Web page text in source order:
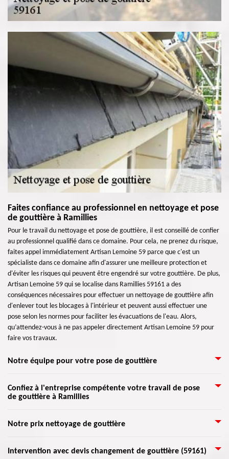
Faites confiance au professionnel en nettoyage et pose
de gouttière à Ramillies
Pour le travail du nettoyage et pose de gouttière, il est conseillé de confier
au professionnel qualifié dans ce domaine. Pour cela, ne prenez du risque,
faites appel immédiatement Artisan Lemoine 59 parce que c'est un
spécialiste dans ce domaine afin d'assurer une meilleure protection et
d'éviter les risques qui peuvent être engendré sur votre gouttière. De plus,
Artisan Lemoine 59 qui se localise dans Ramillies 59161 a des
conséquences nécessaires pour effectuer un nettoyage de gouttière afin
d'enlever tout les blocages à l'intérieur et peuvent aussi effectuer une
pose selon les normes pour faciliter les évacuations de l'eau. Alors,
qu’attendez-vous à ne pas appeler directement Artisan Lemoine 59 pour
faire vos travaux.
Notre équipe pour votre pose de gouttière
Pour l’installation de gouttière, la pendante est le type le plus choisi, aussi
connue comme une gouttière demi-ronde. Le zingueur le met au-dessous
aussi la gouttière rampante, qui a la forme d'une canalisation. Elle se pose
généralement sur une partie de la toiture ou sur une corniche. Et enfin le
auprès du mur.
Confiez à l'entreprise compétente votre travail de pose
de gouttière à Ramillies
Spécialiste de pose de gouttière à Ramillies? Qui d'autre que l'entreprise
qui ne vous déçoit pas. Disponible à tout le moment et ayant des équipes
Notre prix nettoyage de gouttière
La gouttière est un élément très important pour une maison. Afin de
Intervention avec devis changement de gouttière (59161)